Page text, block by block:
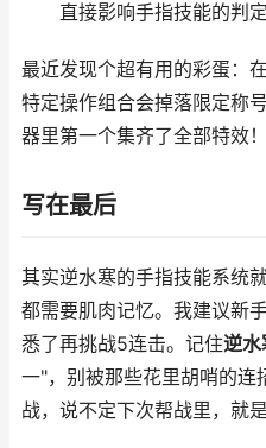
直接影响手指技能的判
最近发现个超有用的彩蛋：
特定操作组合会掉落限定称
器里第一个集齐了全部特效！
写在最后
其实逆水寒的手指技能系统
都需要肌肉记忆。我建议新
悉了再挑战5连击。记住逆水
一"，别被那些花里胡哨的连
战，说不定下次帮战里，就